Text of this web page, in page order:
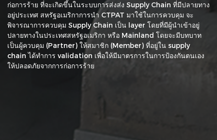
ก่อการร้าย ที่จะเกิดขึ้นในระบบการส่งส่ง Supply Chain ที่มีปลายทาง
อยู่ประเทศ สหรัฐอเมริกาการนำ CTPAT มาใช้ในการควบคุม จะ
พิจารณาการควบคุม Supply Chain เป็น layer โดยที่มีผู้นำเข้าอยู่
ปลายทางในประเทศสหรัฐอเมริกา หรือ Mainland โดยจะมีบทบาท
เป็นผู้ควบคุม (Partner) ให้สมาชิก (Member) ที่อยู่ใน supply
chain ได้ทำการ validation เพื่อให้มีมาตรการในการป้องกันตนเอง
ให้ปลอดภัยจากการก่อการร้าย